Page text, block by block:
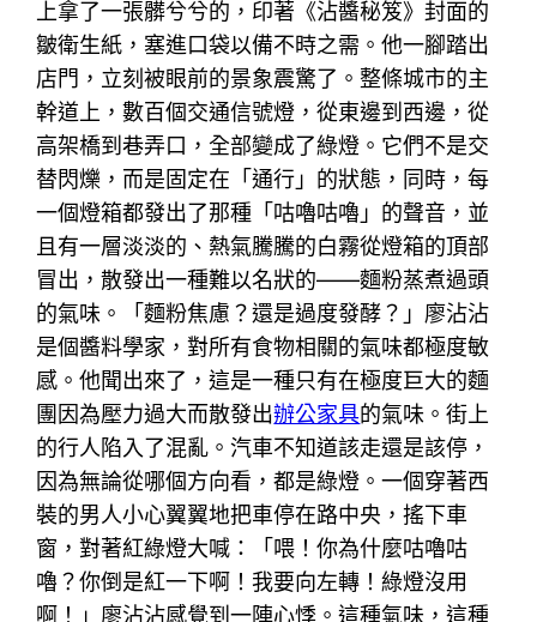
上拿了一張髒兮兮的，印著《沾醬秘笈》封面的
皺衛生紙，塞進口袋以備不時之需。他一腳踏出
店門，立刻被眼前的景象震驚了。整條城市的主
幹道上，數百個交通信號燈，從東邊到西邊，從
高架橋到巷弄口，全部變成了綠燈。它們不是交
替閃爍，而是固定在「通行」的狀態，同時，每
一個燈箱都發出了那種「咕嚕咕嚕」的聲音，並
且有一層淡淡的、熱氣騰騰的白霧從燈箱的頂部
冒出，散發出一種難以名狀的——麵粉蒸煮過頭
的氣味。「麵粉焦慮？還是過度發酵？」廖沾沾
是個醬料學家，對所有食物相關的氣味都極度敏
感。他聞出來了，這是一種只有在極度巨大的麵
團因為壓力過大而散發出辦公家具的氣味。街上
的行人陷入了混亂。汽車不知道該走還是該停，
因為無論從哪個方向看，都是綠燈。一個穿著西
裝的男人小心翼翼地把車停在路中央，搖下車
窗，對著紅綠燈大喊：「喂！你為什麼咕嚕咕
嚕？你倒是紅一下啊！我要向左轉！綠燈沒用
啊！」廖沾沾感覺到一陣心悸。這種氣味，這種